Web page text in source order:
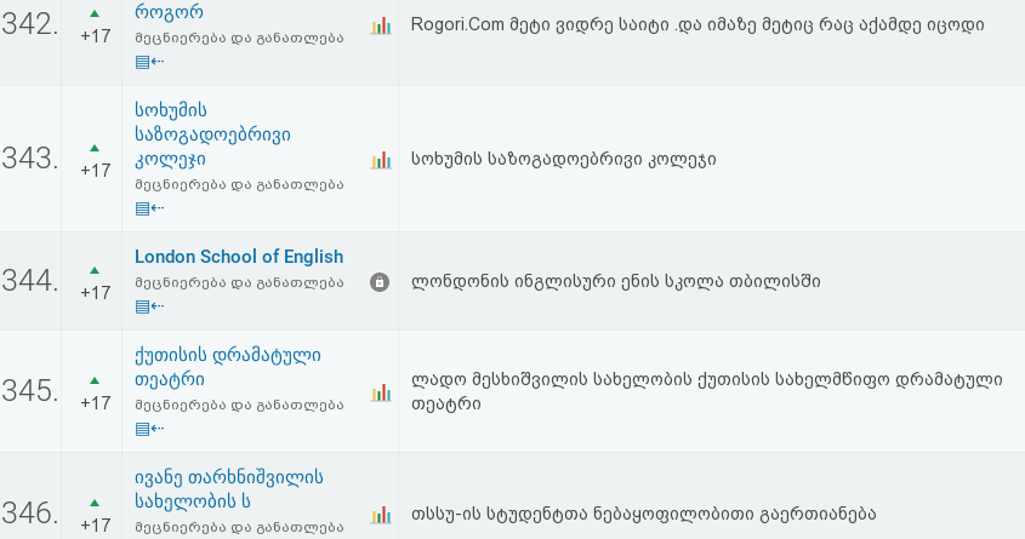
ავტორიზაცია
რეგისტრაცია
პაროლის
HTML
სალიცენზიო
შეთანხმება
პასუხისმგებლობის
342. +17
როგორ
მეცნიერება და განათლება
▤⇠
Rogori.Com მეტი ვიდრე საიტი .და იმაზე მეტიც რაც აქამდე იცოდი
343. +17
სოხუმის
საზოგადოებრივი
კოლეჯი
მეცნიერება და განათლება
▤⇠
სოხუმის საზოგადოებრივი კოლეჯი
344. +17
London School of English
მეცნიერება და განათლება
▤⇠
ლონდონის ინგლისური ენის სკოლა თბილისში
345. +17
ქუთისის დრამატული
თეატრი
მეცნიერება და განათლება
▤⇠
ლადო მესხიშვილის სახელობის ქუთისის სახელმწიფო დრამატული
თეატრი
346. +17
ივანე თარხნიშვილის
სახელობის ს
მეცნიერება და განათლება
თსსუ-ის სტუდენტთა ნებაყოფილობითი გაერთიანება